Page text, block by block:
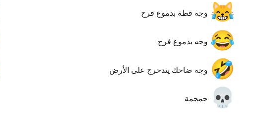
😹 وجه قطة بدموع فرح
😂 وجه بدموع فرح
🤣 وجه ضاحك يتدحرج على الأرض
💀 جمجمة